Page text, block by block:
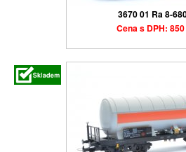
3670 01 Ra 8-
Cena s DPH: